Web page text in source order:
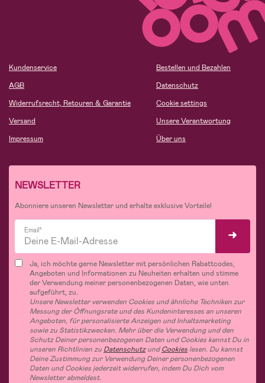
Kundenservice
AGB
Widerrufsrecht, Retouren & Garantie
Versand
Impressum
Bestellen und Bezahlen
Datenschutz
Cookie settings
Unsere Verantwortung
Über uns
NEWSLETTER
Abonniere unseren Newsletter und erhalte exklusive Vorteile!
Email*
Ja, ich möchte gerne Newsletter mit persönlichen Rabattcodes,
Angeboten und Informationen zu Neuheiten erhalten und stimme
der Verwendung meiner personenbezogenen Daten, wie unten
aufgeführt, zu.
Unsere Newsletter verwenden Cookies und ähnliche Techniken zur
Messung der Öffnungsrate und des Kundeninteresses an unseren
Angeboten, für personalisierte Anzeigen und Inhaltsmarketing
sowie zu Statistikzwecken. Mehr über die Verwendung und den
Schutz Deiner personenbezogenen Daten und Cookies kannst Du in
unseren Richtlinien zu DatenschutzundCookies lesen. Du kannst
Deine Zustimmung zur Verwendung Deiner personenbezogenen
Daten und Cookies jederzeit widerrufen, indem Du Dich vom
Newsletter abmeldest.